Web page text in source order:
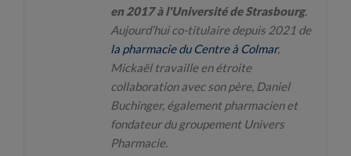
en 2017 à l'Université de Strasbourg.
Aujourd’hui co-titulaire depuis 2021 de
la pharmacie du Centre à Colmar,
Mickaël travaille en étroite
collaboration avec son père, Daniel
Buchinger, également pharmacien et
fondateur du groupement Univers
Pharmacie.